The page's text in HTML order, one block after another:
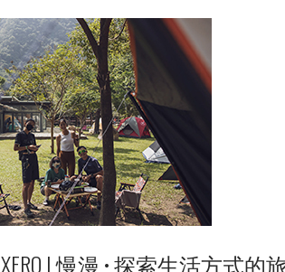
XERO | 慢漫 • 探索生活方式的